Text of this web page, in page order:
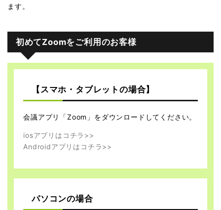
ます。
初めてZoomをご利用のお客様
【スマホ・タブレットの場合】
会議アプリ「Zoom」をダウンロードしてください。
iosアプリはコチラ>>
Androidアプリはコチラ>>
パソコンの場合